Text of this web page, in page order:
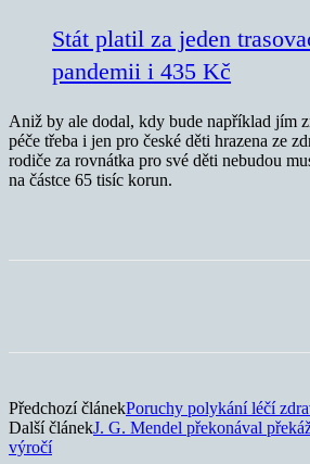
Stát platil za jeden
pandemii i 435 Kč
Aniž by ale dodal, kdy bude například jím
péče třeba i jen pro české děti hrazena ze
rodiče za rovnátka pro své děti nebudou
na částce 65 tisíc korun.
Předchozí článekPoruchy polykání léčí
Další článekJ. G. Mendel překonával
výročí